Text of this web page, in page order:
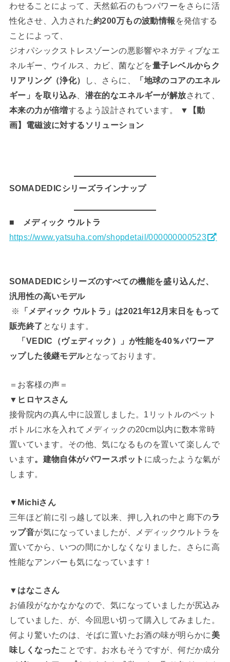
わせることによって、天然鉱石のもつパワーをさらに活
性化させ、入力された約200万もの波動情報 を発信する
ことによって、
ジオパシックストレスゾーンの悪影響やネガティブなエ
ネルギー、ウイルス、カビ、菌などを量子レベルからク
リアリング（浄化）
し、さらに、
「地球のコアのエネル
ギー」を取り込み
潜在的なエネルギーが解放されて、
本来の力が倍増するよう設計されています。
▼【動
画】電磁波に対するソリューション
SOMADEDICシリーズラインナップ
■ メディック ウルトラ
https://www.yatsuha.com/shopdetail/000000000523
SOMADEDICシリーズのすべての機能を盛り込んだ、
汎用性の高いモデル
※
「メディック ウルトラ」は2021年12月末日をもって
販売終了 となります。
「VEDIC（ヴェディック）」が性能を40％パワーア
ップした後継モデルとなっております。
＝お客様の声＝
▼ヒロヤスさん
接骨院内の真ん中に設置しました。1リットルのペット
ボトルに水を入れてメディックの20cm以内に数本常時
置いています。その他、気になるものを置いて楽しんで
います。建物自体がパワースポット に成ったような氣が
します。
▼Michiさん
三年ほど前に引っ越して以来、押し入れの中と廊下のラ
ップ音が気になっていましたが、メディックウルトラを
置いてから、いつの間にかしなくなりました。さらに高
性能なアンバーも気になっています！
▼はなこさん
お値段がなかなかなので、気になっていましたが尻込み
していました、が、今回思い切って購入してみました。
何より驚いたのは、そばに置いたお酒の味が明らかに 美
味しくなったことです。お水もそうですが、何だか成分